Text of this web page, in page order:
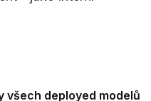
všech deployed modelů